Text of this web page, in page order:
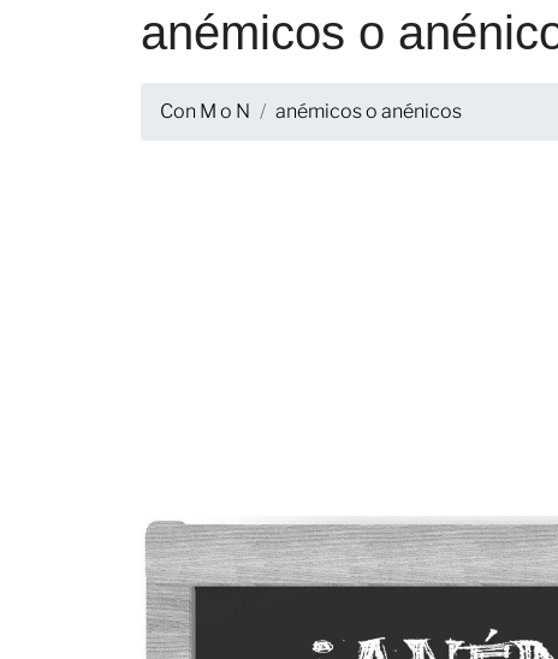
anémicos o
Con M o N anémicos o anénicos